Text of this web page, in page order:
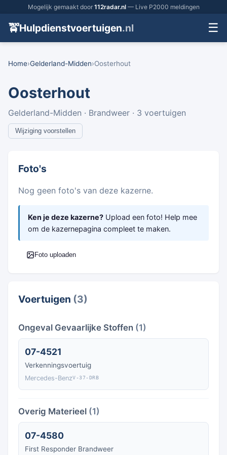
Mogelijk gemaakt door 112radar.nl— Live P2000 meldingen
🚖Hulpdienstvoertuigen.nl ☰
Home›Gelderland-Midden›Oosterhout
Oosterhout
Gelderland-Midden · Brandweer · 3 voertuigen
Wijziging voorstellen
Foto's
Nog geen foto's van deze kazerne.
Ken je deze kazerne? Upload een foto! Help mee
om de kazernepagina compleet te maken.
Foto uploaden
Voertuigen (3)
Ongeval Gevaarlijke Stoffen (1)
07-4521
Verkenningsvoertuig
Mercedes-BenzV-37-DRB
Overig Materieel (1)
07-4580
First Responder Brandweer